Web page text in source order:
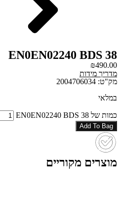
EN0EN02240 BDS 38
₪490.00
מדריך מידות
מק"ט: 2004706034
במלאי
כמות של EN0EN02240 BDS 38
Add To Bag
מוצרים מקוריים